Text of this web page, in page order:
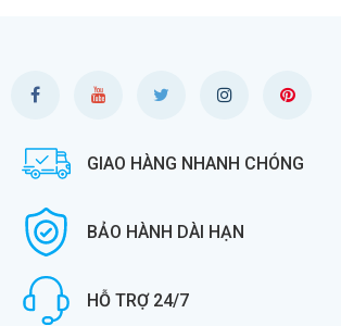
GIAO HÀNG NHANH CHÓNG
BẢO HÀNH DÀI HẠN
HỖ TRỢ 24/7